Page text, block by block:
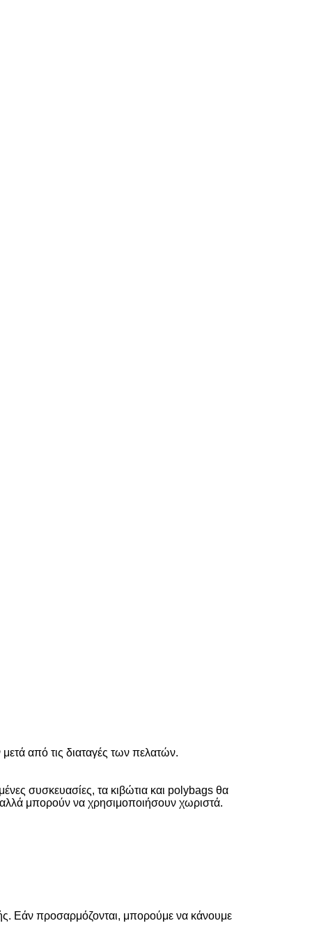
από τις διαταγές των πελατών.
συσκευασίες, τα κιβώτια και polybags θα
αλλά μπορούν να χρησιμοποιήσουν χωριστά.
Εάν προσαρμόζονται, μπορούμε να κάνουμε